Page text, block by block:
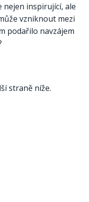
nejen inspirující, ale
vzniknout mezi
podařilo navzájem
straně níže.